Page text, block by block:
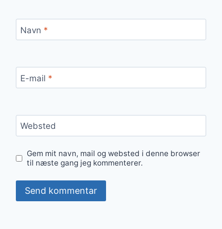
Navn *
E-mail *
Websted
Gem mit navn, mail og websted i denne browser
til næste gang jeg kommenterer.